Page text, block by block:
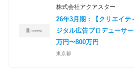
株式会社アクアスター
26年3月期：【クリエイテ
ジタル広告プロデューサー
万円〜800万円
東京都